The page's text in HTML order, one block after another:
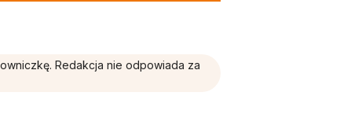
Redakcja nie odpowiada za